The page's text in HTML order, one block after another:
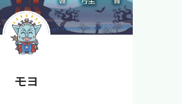
モヨ